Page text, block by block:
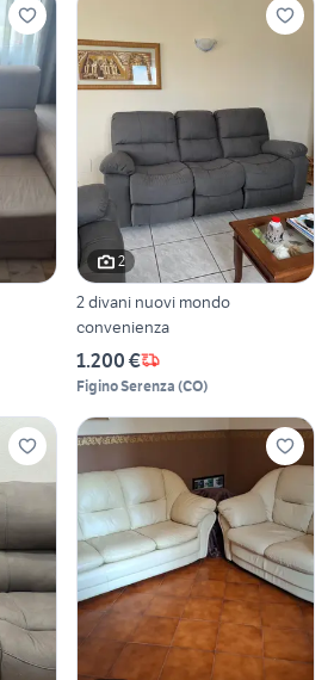
2
2 divani nuovi mondo
convenienza
1.200 €
Figino Serenza (CO)